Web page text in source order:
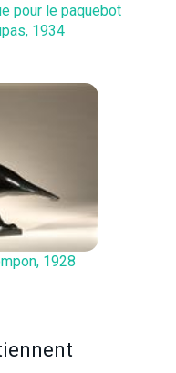
pour le paquebot
1934
1928